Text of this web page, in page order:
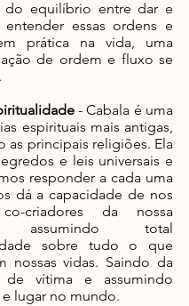
do equilíbrio entre dar e
entender essas ordens e
prática na vida, uma
de ordem e fluxo se
- Cabala é uma
espirituais mais antigas,
as principais religiões. Ela
e leis universais e
responder a cada uma
dá a capacidade de nos
criadores da nossa
assumindo total
sobre tudo o que
nossas vidas. Saindo da
de vítima e assumindo
lugar no mundo.